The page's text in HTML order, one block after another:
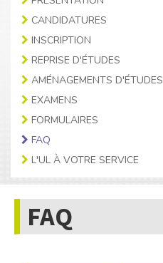
CANDIDATURES
INSCRIPTION
REPRISE D'ÉTUDES
AMÉNAGEMENTS D'ÉTUDES
EXAMENS
FORMULAIRES
FAQ
L'UL À VOTRE SERVICE
FAQ